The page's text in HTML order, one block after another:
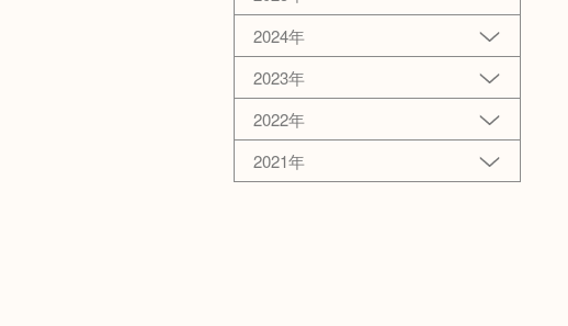
2024年
2023年
2022年
2021年